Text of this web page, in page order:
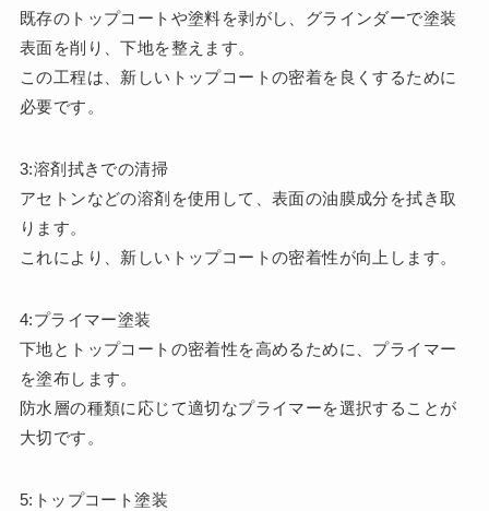
既存のトップコートや塗料を剥がし、グラインダーで塗装
表面を削り、下地を整えます。
この工程は、新しいトップコートの密着を良くするために
必要です。
3:溶剤拭きでの清掃
アセトンなどの溶剤を使用して、表面の油膜成分を拭き取
ります。
これにより、新しいトップコートの密着性が向上します。
4:プライマー塗装
下地とトップコートの密着性を高めるために、プライマー
を塗布します。
防水層の種類に応じて適切なプライマーを選択することが
大切です。
5:トップコート塗装